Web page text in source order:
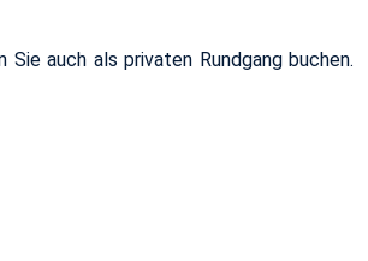
auch als pri­va­ten Rund­gang bu­chen.